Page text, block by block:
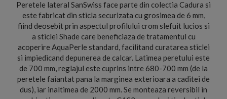
Peretele lateral SanSwiss face parte din colectia Cadura si
este fabricat din sticla securizata cu grosimea de 6 mm,
fiind deosebit prin aspectul profilului crom slefuit lucios si
a sticlei Shade care beneficiaza de tratamentul cu
acoperire AquaPerle standard, facilitand curatarea sticlei
si impiedicand depunerea de calcar. Latimea peretului este
de 700 mm, reglajul este cuprins intre 680-700 mm (de la
peretele faiantat pana la marginea exterioara a caditei de
dus), iar inaltimea de 2000 mm. Se monteaza reversibil in